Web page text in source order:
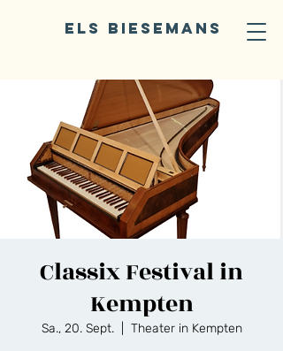
ELS BIESEMANS
Classix Festival in
Kempten
Sa., 20. Sept.
  |
Theater in Kempten